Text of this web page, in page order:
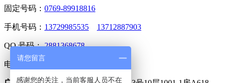
固定号码： 0769-89918816
手机号码： 13729985535 13712887903
QQ 号码：2881368678
电子邮箱：
请您留言
感谢您的关注，当前客服人员不在